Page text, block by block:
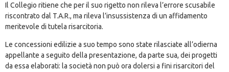
Il Collegio ritiene che per il suo rigetto non rileva l’errore scusabile
riscontrato dal T.A.R., ma rileva l’insussistenza di un affidamento
meritevole di tutela risarcitoria.
Le concessioni edilizie a suo tempo sono state rilasciate all’odierna
appellante a seguito della presentazione, da parte sua, dei progetti
da essa elaborati: la società non può ora dolersi a fini risarcitori del